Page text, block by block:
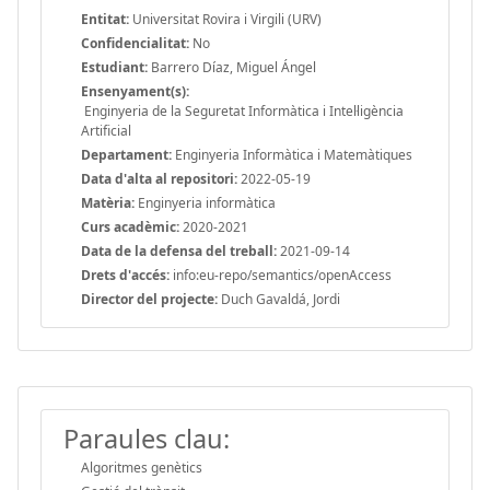
Entitat: Universitat Rovira i Virgili (URV)
Confidencialitat: No
Estudiant: Barrero Díaz, Miguel Ángel
Ensenyament(s):
Enginyeria de la Seguretat Informàtica i Intel·ligència
Artificial
Departament: Enginyeria Informàtica i Matemàtiques
Data d'alta al repositori:2022-05-19
Matèria: Enginyeria informàtica
Curs acadèmic:2020-2021
Data de la defensa del treball:2021-09-14
Drets d'accés: info:eu-repo/semantics/openAccess
Director del projecte: Duch Gavaldá, Jordi
Paraules clau:
Algoritmes genètics